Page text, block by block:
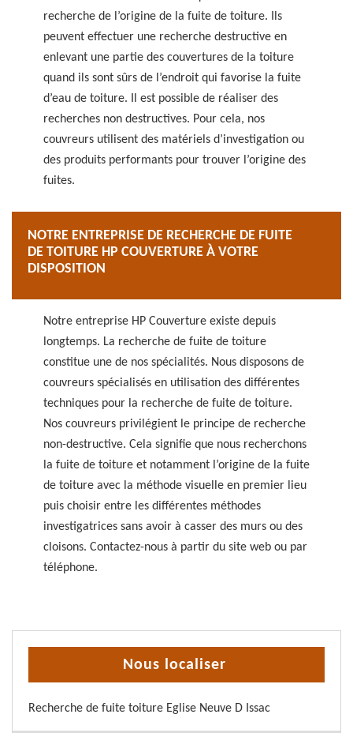
recherche de l’origine de la fuite de toiture. Ils
peuvent effectuer une recherche destructive en
enlevant une partie des couvertures de la toiture
quand ils sont sûrs de l’endroit qui favorise la fuite
d’eau de toiture. Il est possible de réaliser des
recherches non destructives. Pour cela, nos
couvreurs utilisent des matériels d’investigation ou
des produits performants pour trouver l’origine des
fuites.
NOTRE ENTREPRISE DE RECHERCHE DE FUITE
DE TOITURE HP COUVERTURE À VOTRE
DISPOSITION
Notre entreprise HP Couverture existe depuis
longtemps. La recherche de fuite de toiture
constitue une de nos spécialités. Nous disposons de
couvreurs spécialisés en utilisation des différentes
techniques pour la recherche de fuite de toiture.
Nos couvreurs privilégient le principe de recherche
non-destructive. Cela signifie que nous recherchons
la fuite de toiture et notamment l’origine de la fuite
de toiture avec la méthode visuelle en premier lieu
puis choisir entre les différentes méthodes
investigatrices sans avoir à casser des murs ou des
cloisons. Contactez-nous à partir du site web ou par
téléphone.
Nous localiser
Recherche de fuite toiture Eglise Neuve D Issac